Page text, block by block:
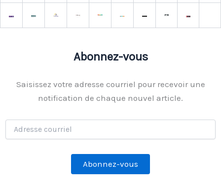
Abonnez-vous
Saisissez votre adresse courriel pour recevoir une
notification de chaque nouvel article.
Adresse
courriel
Abonnez-vous